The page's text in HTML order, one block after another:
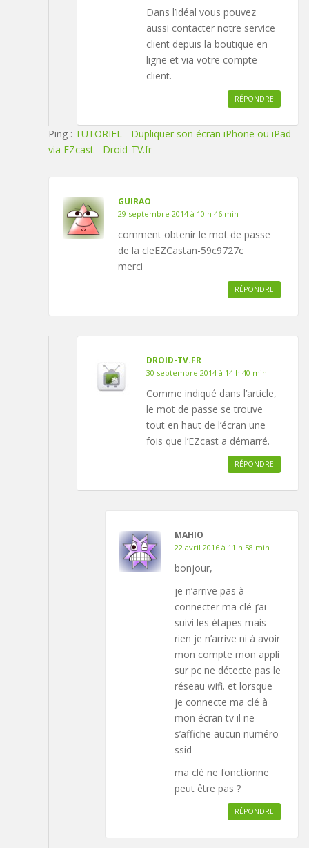
Dans l’idéal vous pouvez
aussi contacter notre service
client depuis la boutique en
ligne et via votre compte
client.
RÉPONDRE
Ping : TUTORIEL - Dupliquer son écran iPhone ou iPad
via EZcast - Droid-TV.fr
GUIRAO
29 septembre 2014 à 10 h 46 min
comment obtenir le mot de passe
de la cleEZCastan-59c9727c
merci
RÉPONDRE
DROID-TV.FR
30 septembre 2014 à 14 h 40 min
Comme indiqué dans l’article,
le mot de passe se trouve
tout en haut de l’écran une
fois que l’EZcast a démarré.
RÉPONDRE
MAHIO
22 avril 2016 à 11 h 58 min
bonjour,
je n’arrive pas à
connecter ma clé j’ai
suivi les étapes mais
rien je n’arrive ni à avoir
mon compte mon appli
sur pc ne détecte pas le
réseau wifi. et lorsque
je connecte ma clé à
mon écran tv il ne
s’affiche aucun numéro
ssid
ma clé ne fonctionne
peut être pas ?
RÉPONDRE